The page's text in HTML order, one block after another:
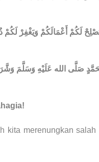
يُصْلِحْ لَكُمْ أَعْمَالَكُمْ وَيَغْفِرْ
صَلَّى الله عَلَيْهِ وَسَلَّمَ
kita merenungkan